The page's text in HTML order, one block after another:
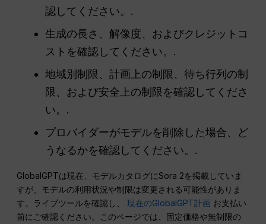
認してください。.
生成の長さ、解像度、およびクレジットコ
ストを確認してください。.
地域別制限、計画上の制限、待ち行列の制
限、および安全上の制限を確認してくださ
い。.
プロバイダーがモデルを削除した場合、ど
うなるかを確認してください。.
GlobalGPTは現在、モデルカタログにSora 2を掲載していま
すが、モデルの利用状況や制限は変更される可能性がありま
す。ライブツールを確認し、現在のGlobalGPT計画 お支払い
前にご確認ください。このページでは、固定価格や無制限の